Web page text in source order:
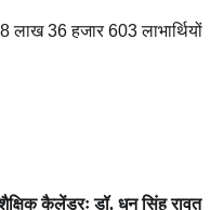
36 हजार 603 लाभार्थियों
शैक्षिक कैलेंडरः डॉ. धन सिंह रावत